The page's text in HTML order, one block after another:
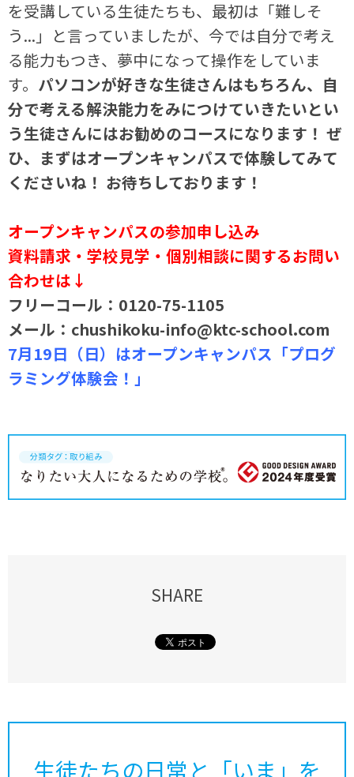
を受講している生徒たちも、最初は「難しそ
う...」と言っていましたが、今では自分で考え
る能力もつき、夢中になって操作をしていま
す。 パソコンが好きな生徒さんはもちろん、自
分で考える解決能力をみにつけていきたいとい
う生徒さんにはお勧めのコースになります！ ぜ
ひ、まずはオープンキャンパスで体験してみて
くださいね！ お待ちしております！
オープンキャンパスの参加申し込み
資料請求・学校見学・個別相談に関するお問い
合わせは↓
フリーコール：0120-75-1105
メール：chushikoku-info@ktc-school.com
7月19日（日）はオープンキャンパス「プログ
ラミング体験会！」
SHARE
生徒たちの日常と「いま」を